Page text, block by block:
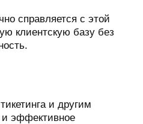
справляется с этой
клиентскую базу без
и другим
и эффективное